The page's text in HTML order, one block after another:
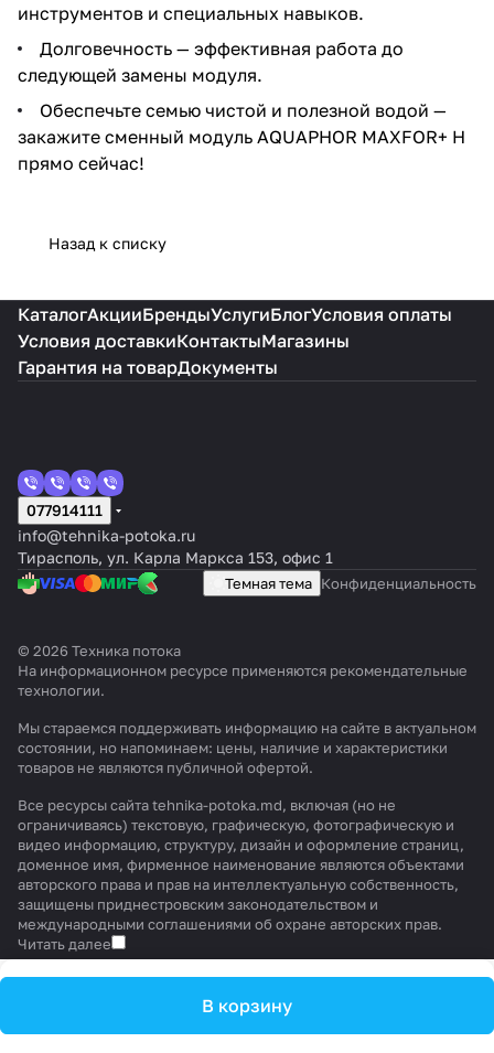
инструментов и специальных навыков.
Долговечность — эффективная работа до
следующей замены модуля.
Обеспечьте семью чистой и полезной водой —
закажите сменный модуль AQUAPHOR MAXFOR+ H
прямо сейчас!
Назад к списку
В корзину
КаталогАкцииБрендыУслугиБлогУсловия оплаты
Условия доставкиКонтактыМагазины
Гарантия на товарДокументы
077914111
info@tehnika-potoka.ru
Тирасполь, ул. Карла Маркса 153, офис 1
Темная тема Конфиденциальность
© 2026 Техника потока
На информационном ресурсе применяются рекомендательные
технологии.
Мы стараемся поддерживать информацию на сайте в актуальном
состоянии, но напоминаем: цены, наличие и характеристики
товаров не являются публичной офертой.
Все ресурсы сайта tehnika-potoka.md, включая (но не
ограничиваясь) текстовую, графическую, фотографическую и
видео информацию, структуру, дизайн и оформление страниц,
доменное имя, фирменное наименование являются объектами
авторского права и прав на интеллектуальную собственность,
защищены приднестровским законодательством и
международными соглашениями об охране авторских прав.
Читать далее